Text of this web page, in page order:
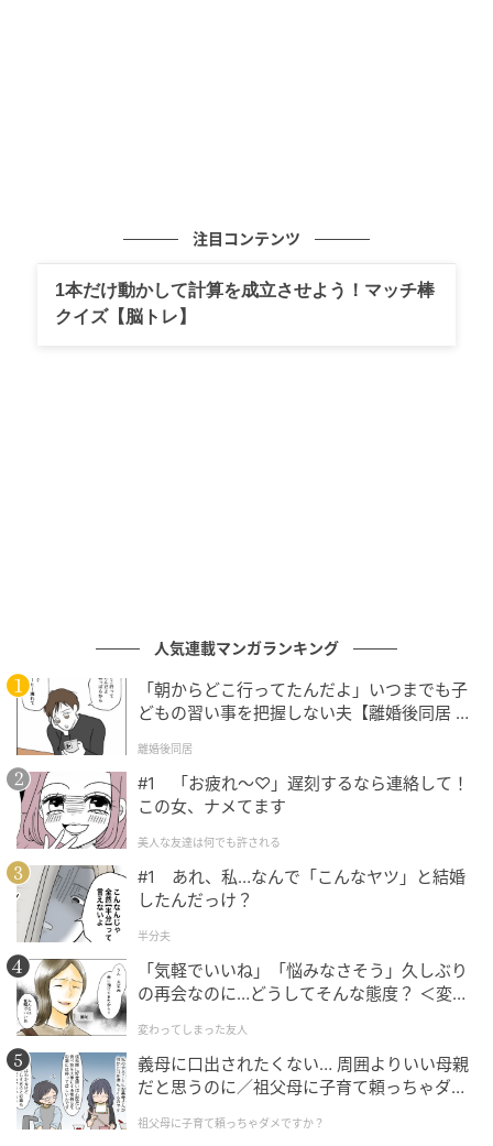
庭園を見下ろせば、霧の中に木々が島のように浮かび
上がり、実際に庭園へ足を踏み入れると、自分自身が
霧に包まれる幻想的な世界が広がります。朝・昼・夜
今回の「東京雲海～八雲～」では、ミストの噴霧量や
放出角度、タイミングを細かく制御することで、幾重
にも重なり合う立体的な雲を表現。
進化ポイントはこちら。
・噴霧ノズルを増設し、雲海エリアを拡大
・時間ごとに異なる景色を演出
・客室から楽しめる雲海範囲も拡張
さらに、風・光・湿度・気温など自然条件と融合する
ことで、その日、その瞬間だけの景色が完成。まさ
に”一期一会”の体験が楽しめます。
夜には約1,000灯のライトとサウンドが連動し、庭園
の”呼吸”や”躍動感”を表現。幻想的な雲海と光の演出が
注目コンテンツ
1本だけ動かして計算を成立させよう！マッチ棒
クイズ【脳トレ】
人気連載マンガランキング
「朝からどこ行ってたんだよ」いつまでも子
どもの習い事を把握しない夫【離婚後同居 Vo
離婚後同居
#1 「お疲れ〜♡」遅刻するなら連絡して！
この女、ナメてます
美人な友達は何でも許される
#1 あれ、私…なんで「こんなヤツ」と結婚
したんだっけ？
半分夫
「気軽でいいね」「悩みなさそう」久しぶり
の再会なのに…どうしてそんな態度？ ＜変わ
日には】
変わってしまった友人
義母に口出されたくない… 周囲よりいい母親
だと思うのに／祖父母に子育て頼っちゃダメ
んが】
祖父母に子育て頼っちゃダメですか？